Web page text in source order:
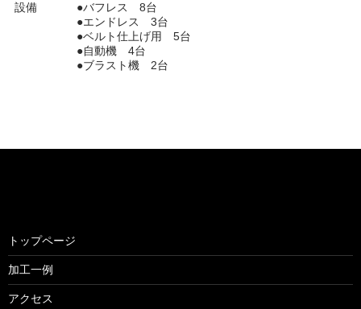
設備
●バフレス 8台
●エンドレス 3台
●ベルト仕上げ用 5台
●自動機 4台
●ブラスト機 2台
トップページ
加工一例
アクセス